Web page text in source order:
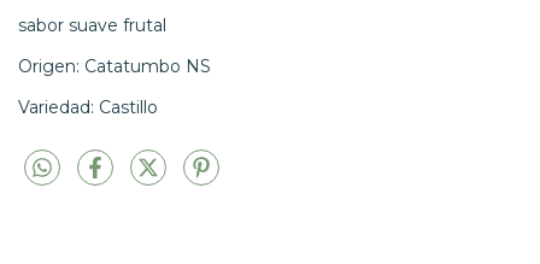
sabor suave frutal
Origen: Catatumbo NS
Variedad: Castillo